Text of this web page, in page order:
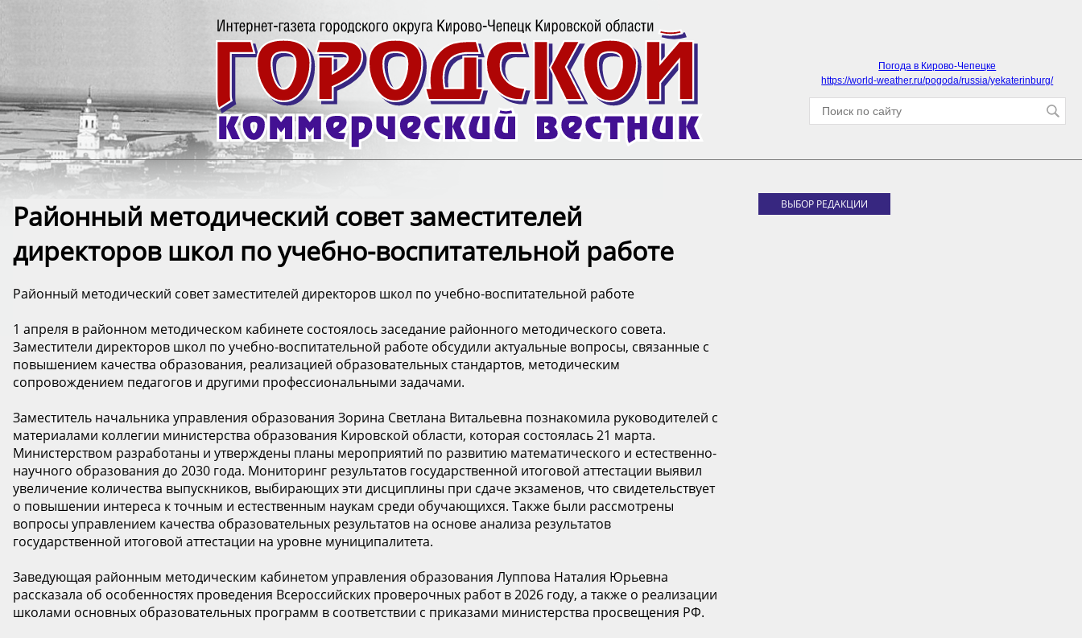
Погода в Кирово-Чепецке
https://world-weather.ru/pogoda/russia/yekaterinburg/
Районный методический совет заместителей
директоров школ по учебно-воспитательной работе
Районный методический совет заместителей директоров школ по учебно-воспитательной работе
1 апреля в районном методическом кабинете состоялось заседание районного методического совета.
Заместители директоров школ по учебно-воспитательной работе обсудили актуальные вопросы, связанные с
повышением качества образования, реализацией образовательных стандартов, методическим
сопровождением педагогов и другими профессиональными задачами.
Заместитель начальника управления образования Зорина Светлана Витальевна познакомила руководителей с
материалами коллегии министерства образования Кировской области, которая состоялась 21 марта.
Министерством разработаны и утверждены планы мероприятий по развитию математического и естественно-
научного образования до 2030 года. Мониторинг результатов государственной итоговой аттестации выявил
увеличение количества выпускников, выбирающих эти дисциплины при сдаче экзаменов, что свидетельствует
о повышении интереса к точным и естественным наукам среди обучающихся. Также были рассмотрены
вопросы управлением качества образовательных результатов на основе анализа результатов
государственной итоговой аттестации на уровне муниципалитета.
Заведующая районным методическим кабинетом управления образования Луппова Наталия Юрьевна
рассказала об особенностях проведения Всероссийских проверочных работ в 2026 году, а также о реализации
школами основных образовательных программ в соответствии с приказами министерства просвещения РФ.
ВЫБОР РЕДАКЦИИ